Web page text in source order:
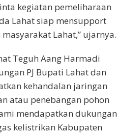
kegiatan pemeliharaan
Lahat siap mensupport
Lahat,” ujarnya.
Teguh Aang Harmadi
PJ Bupati Lahat dan
kehandalan jaringan
atau penebangan pohon
mendapatkan dukungan
kelistrikan Kabupaten